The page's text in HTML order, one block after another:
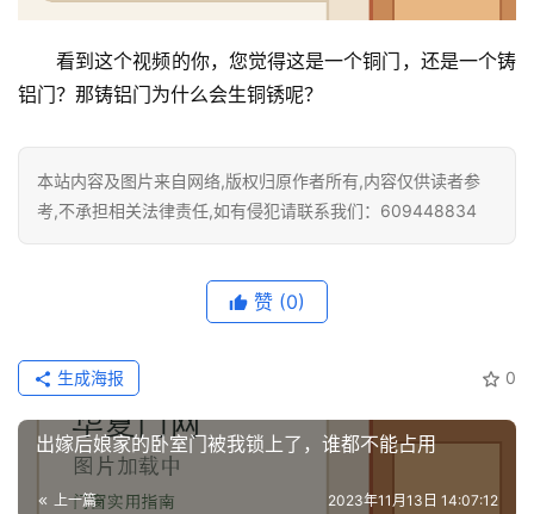
院
套
装
安
看到这个视频的你，您觉得这是一个铜门，还是一个铸
铝门？那铸铝门为什么会生铜锈呢？
本站内容及图片来自网络,版权归原作者所有,内容仅供读者参
考,不承担相关法律责任,如有侵犯请联系我们：609448834
赞 (0)
0
生成海报
出嫁后娘家的卧室门被我锁上了，谁都不能占用
上一篇 2023年11月13日 14:07:12